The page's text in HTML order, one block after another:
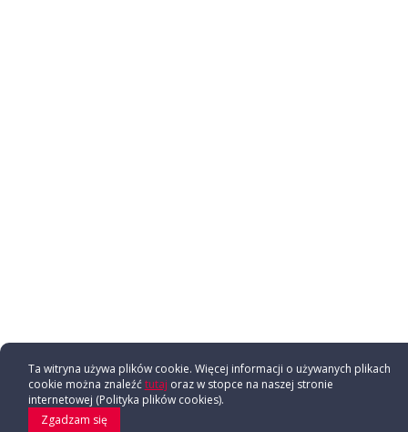
Ta witryna używa plików cookie. Więcej informacji o używanych plikach
cookie można znaleźćtutaj oraz w stopce na naszej stronie
internetowej (Polityka plików cookies).
Zgadzam się